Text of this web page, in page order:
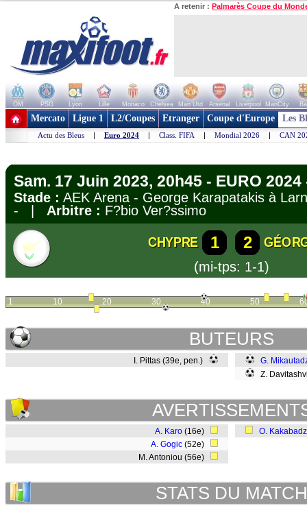
A retenir : Palmarès Coupe du
OM PSG Lyon Lille Monaco Chelsea Man Utd Arsenal Liverpool ManCity
+ de clubs
Mercato Ligue 1 L2/Coupes Etranger Coupe d'Europe Les
Actu des Bleus | Euro 2024 | Class. FIFA | Mondial 2026 | CAN
Sam. 17 Juin 2023, 20h45 - EURO
Stade : AEK Arena - George Karapatakis à
- | Arbitre : F?bio Ver?ssimo
CHYPRE 1 2
(mi-tps: 1-1)
1 10 20 30 40 50
BUTEURS
I. Pittas (39e, pen.)
G.
Z.
A. Karo (16e)
A. Gogic (52e)
M. Antoniou (56e)
O.
STATS DU MATCH